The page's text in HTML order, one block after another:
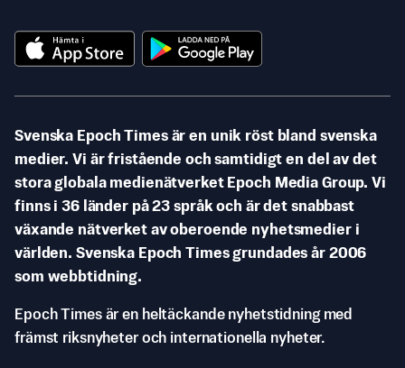
Svenska Epoch Times är en unik röst bland svenska
medier. Vi är fristående och samtidigt en del av det
stora globala medienätverket Epoch Media Group. Vi
finns i 36 länder på 23 språk och är det snabbast
växande nätverket av oberoende nyhetsmedier i
världen. Svenska Epoch Times grundades år 2006
som webbtidning.
Epoch Times är en heltäckande nyhetstidning med
främst riksnyheter och internationella nyheter.